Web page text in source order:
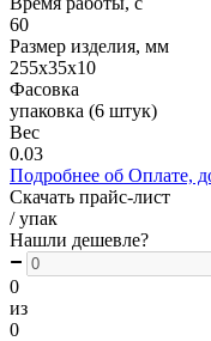
60
Размер изделия, мм
255х35х10
Фасовка
упаковка (6 штук)
Вес
0.03
Подробнее об Оплате,
Скачать прайс-лист
/ упак
Нашли дешевле?
0
из
0